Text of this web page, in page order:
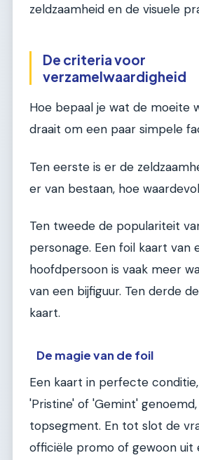
zeldzaamheid en de visuele
De criteria voor
verzamelwaardigheid
Hoe bepaal je wat de moeite
draait om een paar simpele
Ten eerste is er de
er van bestaan, hoe
Ten tweede de populariteit
personage. Een foil kaart van
hoofdpersoon is vaak meer
van een bijfiguur. Ten derde
kaart.
De magie van de foil
Een kaart in perfecte
'Pristine' of 'Gemint'
topsegment. En tot slot de
officiële promo of gewoon uit